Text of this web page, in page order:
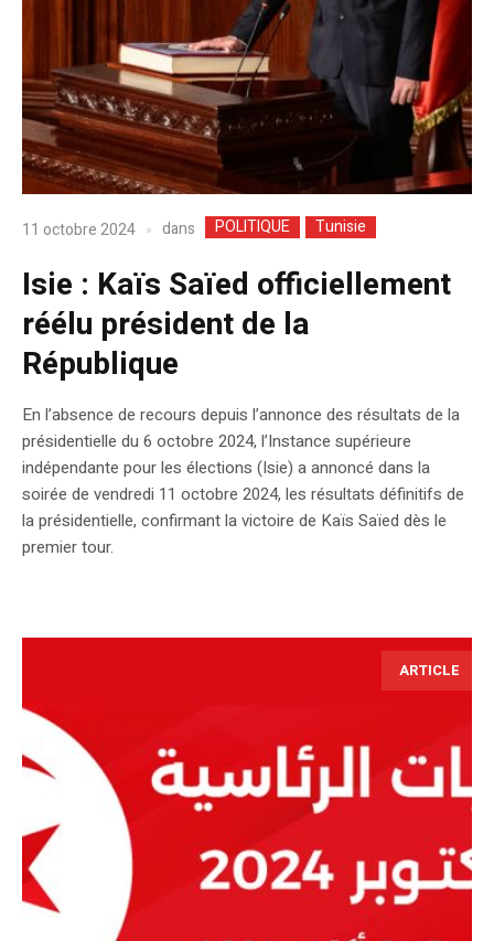
11 octobre 2024 dans POLITIQUE Tunisie
Isie : Kaïs Saïed officiellement
réélu président de la
République
En l’absence de recours depuis l’annonce des résultats de la
présidentielle du 6 octobre 2024, l’Instance supérieure
indépendante pour les élections (Isie) a annoncé dans la
soirée de vendredi 11 octobre 2024, les résultats définitifs de
la présidentielle, confirmant la victoire de Kaïs Saïed dès le
premier tour.
ARTICLE